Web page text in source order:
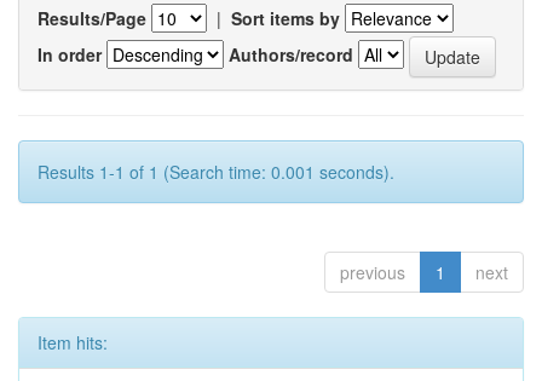
Results/Page | Sort items by
In order
Authors/record
Results 1-1 of 1 (Search time: 0.001 seconds).
previous 1 next
Item hits: